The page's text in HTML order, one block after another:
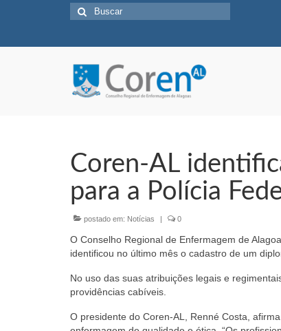
Buscar
por:
Coren-AL
para a Polícia
postado em: Notícias | 0
O Conselho Regional de Enfermagem de
identificou no último mês o cadastro de um
No uso das suas atribuições legais e
providências cabíveis.
O presidente do Coren-AL, Renné Costa,